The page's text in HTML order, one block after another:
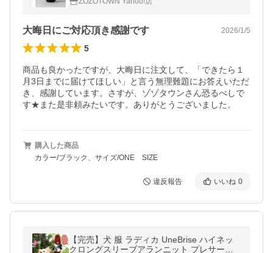
大晦日にご対応頂き感謝です 2026/1/5
5
商品も良かったですが、大晦日に注文して、「できたら１
月3日までに届けてほしい」と言う無理難題にお答えいただ
き、感謝しています。さすが、ゾゾタウンさん恐るべしで
す★また是非頼みたいです。ありがとうございました。
購入した商品
カラー/ブラック、サイズ/ONE SIZE
違反報告 いいね 0
【完売】犬 服 ラディカ UneBrise ハイネッ
クロングスリーブアランニット プレサーモC